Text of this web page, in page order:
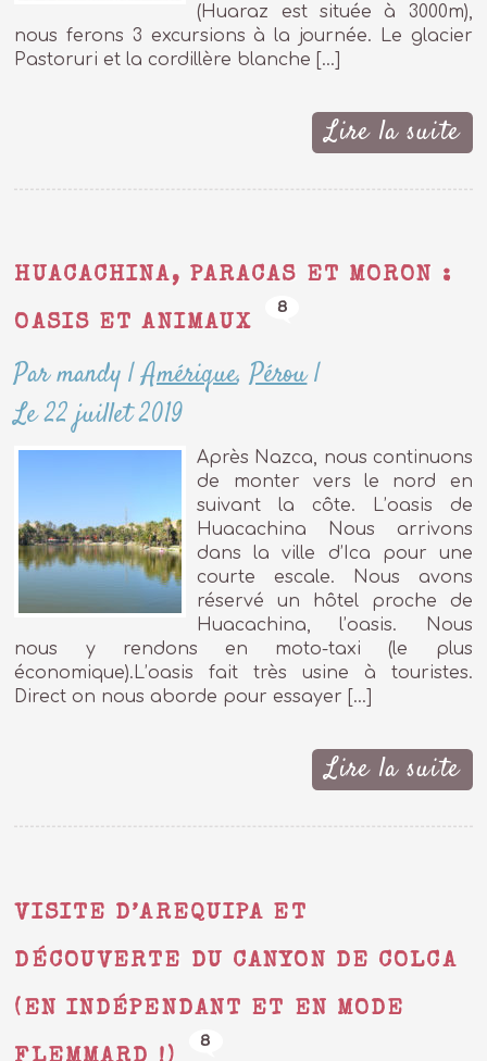
(Huaraz est située à 3000m),
nous ferons 3 excursions à la journée. Le glacier
Pastoruri et la cordillère blanche […]
Lire la suite
HUACACHINA, PARACAS ET MORON :
OASIS ET ANIMAUX
8
Par mandy |Amérique,Pérou|
Le 22 juillet 2019
Après Nazca, nous continuons
de monter vers le nord en
suivant la côte. L’oasis de
Huacachina Nous arrivons
dans la ville d’Ica pour une
courte escale. Nous avons
réservé un hôtel proche de
Huacachina, l’oasis. Nous
nous y rendons en moto-taxi (le plus
économique).L’oasis fait très usine à touristes.
Direct on nous aborde pour essayer […]
Lire la suite
VISITE D’AREQUIPA ET
DÉCOUVERTE DU CANYON DE COLCA
(EN INDÉPENDANT ET EN MODE
8